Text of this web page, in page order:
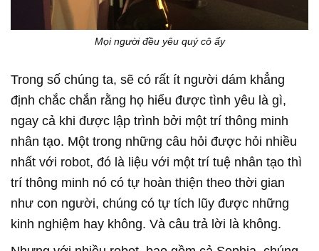
Mọi người đều yêu quý cô ấy
Trong số chúng ta, sẽ có rất ít người dám khẳng
định chắc chắn rằng họ hiểu được tình yêu là gì,
ngay cả khi được lập trình bởi một trí thông minh
nhân tạo. Một trong những câu hỏi được hỏi nhiều
nhất với robot, đó là liệu với một trí tuệ nhân tạo thì
trí thông minh nó có tự hoàn thiện theo thời gian
như con người, chúng có tự tích lũy được những
kinh nghiệm hay không. Và câu trả lời là không.